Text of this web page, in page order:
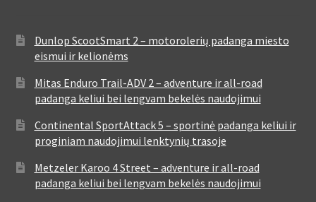
Dunlop ScootSmart 2 – motorolerių padanga miesto
eismui ir kelionėms
Mitas Enduro Trail-ADV 2 – adventure ir all-road
padanga keliui bei lengvam bekelės naudojimui
Continental SportAttack 5 – sportinė padanga keliui ir
proginiam naudojimui lenktynių trasoje
Metzeler Karoo 4 Street – adventure ir all-road
padanga keliui bei lengvam bekelės naudojimui